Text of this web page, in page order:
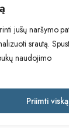
jūsų naršymo
srautą.
naudojimo
Priimti viską
© Visos teisės